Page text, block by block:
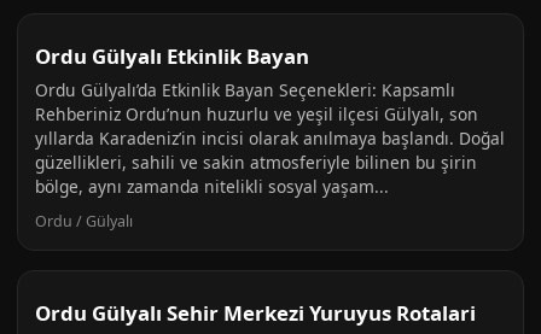
Ordu Gülyalı Etkinlik Bayan
Ordu Gülyalı’da Etkinlik Bayan Seçenekleri: Kapsamlı
Rehberiniz Ordu’nun huzurlu ve yeşil ilçesi Gülyalı, son
yıllarda Karadeniz’in incisi olarak anılmaya başlandı. Doğal
güzellikleri, sahili ve sakin atmosferiyle bilinen bu şirin
bölge, aynı zamanda nitelikli sosyal yaşam...
Ordu / Gülyalı
Ordu Gülyalı Sehir Merkezi Yuruyus Rotalari